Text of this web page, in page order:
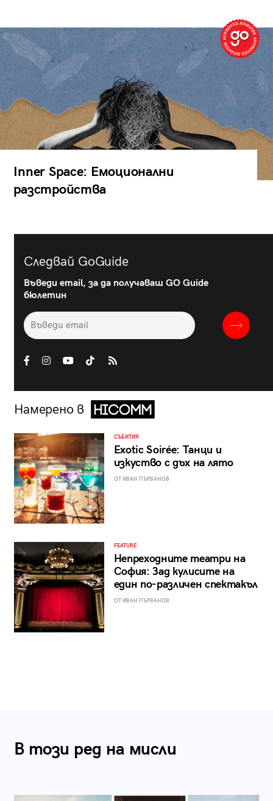
Inner Space: Емоционални
разстройства
Следвай GoGuide
Въведи email, за да получаваш GO Guide
бюлетин
Намерено в
СЪБИТИЯ
Exotic Soirée: Танци и
изкуство с дъх на лято
ОТ ИВАН ПЪРВАНОВ
FEATURE
Непреходните театри на
София: Зад кулисите на
един по-различен спектакъл
ОТ ИВАН ПЪРВАНОВ
В този ред на мисли